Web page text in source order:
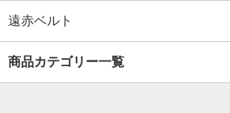
遠赤ベルト
商品カテゴリー一覧